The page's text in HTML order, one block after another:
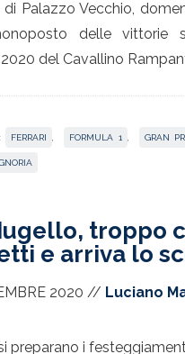
Palazzo Vecchio,
delle vittorie
del Cavallino
FERRARI FORMULA 1 GRAN
troppo
e arriva lo
2020 // Luciano
preparano i